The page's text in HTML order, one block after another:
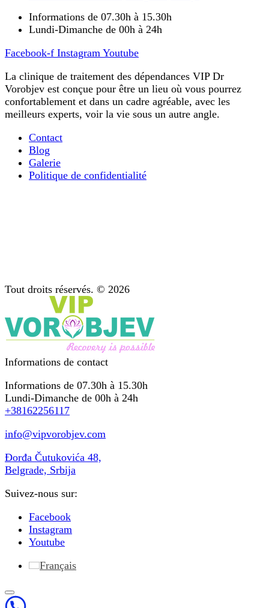
Informations de 07.30h à 15.30h
Lundi-Dimanche de 00h à 24h
Facebook-f Instagram Youtube
La clinique de traitement des dépendances VIP Dr
Vorobjev est conçue pour être un lieu où vous pourrez
confortablement et dans un cadre agréable, avec les
meilleurs experts, voir la vie sous un autre angle.
Contact
Blog
Galerie
Politique de confidentialité
Tout droits réservés. © 2026
Informations de contact
Informations de 07.30h à 15.30h
Lundi-Dimanche de 00h à 24h
+38162256117
info@vipvorobjev.com
Đorđa Čutukovića 48,
Belgrade, Srbija
Suivez-nous sur:
Facebook
Instagram
Youtube
Français